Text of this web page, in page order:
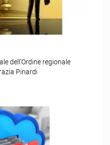
dell’Ordine regionale
Pinardi